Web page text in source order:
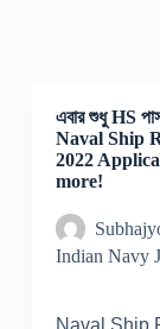
এবার শুধু HS
Naval Ship
2022
more!
Indian Navy
Naval Ship